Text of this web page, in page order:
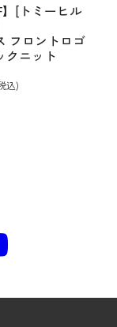
】[トミーヒル
フロントロゴ
クニット
込)